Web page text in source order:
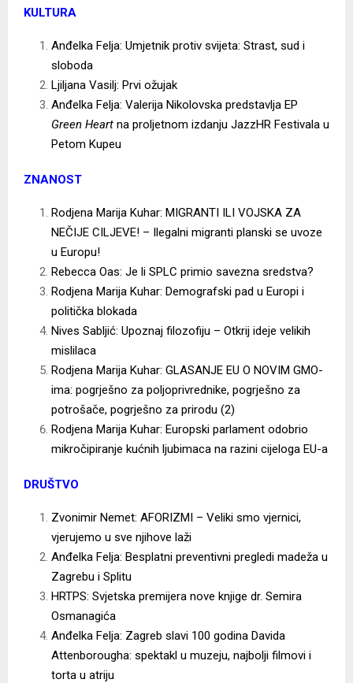
KULTURA
Anđelka Felja: Umjetnik protiv svijeta: Strast, sud i
sloboda
Ljiljana Vasilj: Prvi ožujak
Anđelka Felja: Valerija Nikolovska predstavlja EP
Green Heart na proljetnom izdanju JazzHR Festivala u
Petom Kupeu
ZNANOST
Rodjena Marija Kuhar: MIGRANTI ILI VOJSKA ZA
NEČIJE CILJEVE! – Ilegalni migranti planski se uvoze
u Europu!
Rebecca Oas: Je li SPLC primio savezna sredstva?
Rodjena Marija Kuhar: Demografski pad u Europi i
politička blokada
Nives Sabljić: Upoznaj filozofiju – Otkrij ideje velikih
mislilaca
Rodjena Marija Kuhar: GLASANJE EU O NOVIM GMO-
ima: pogrješno za poljoprivrednike, pogrješno za
potrošače, pogrješno za prirodu (2)
Rodjena Marija Kuhar: Europski parlament odobrio
mikročipiranje kućnih ljubimaca na razini cijeloga EU-a
DRUŠTVO
Zvonimir Nemet: AFORIZMI – Veliki smo vjernici,
vjerujemo u sve njihove laži
Anđelka Felja: Besplatni preventivni pregledi madeža u
Zagrebu i Splitu
HRTPS: Svjetska premijera nove knjige dr. Semira
Osmanagića
Anđelka Felja: Zagreb slavi 100 godina Davida
Attenborougha: spektakl u muzeju, najbolji filmovi i
torta u atriju